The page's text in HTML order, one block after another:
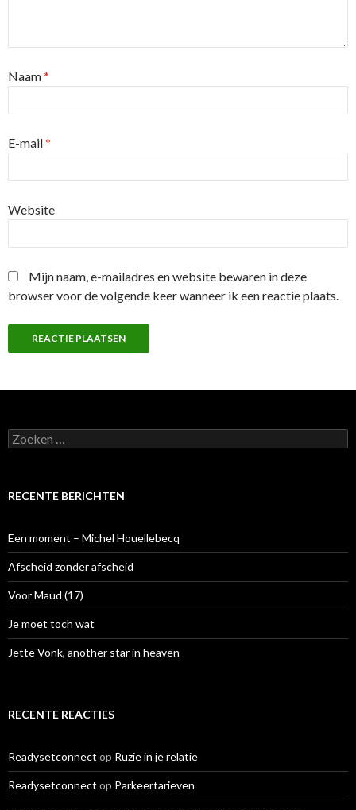
Naam*
E-mail*
Website
Mijn naam, e-mailadres en website bewaren in deze
browser voor de volgende keer wanneer ik een reactie plaats.
Z
o
e
a
a
r
:
RECENTE BERICHTEN
Een moment – Michel Houellebecq
Afscheid zonder afscheid
Voor Maud (17)
Je moet toch wat
Jette Vonk, another star in heaven
RECENTE REACTIES
Readysetconnect op Ruzie in je relatie
Readysetconnect op Parkeertarieven